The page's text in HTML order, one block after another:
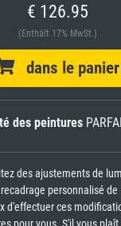
€ 126.95
(Enthält 17% MwSt.)
dans le panier
des peintures
des ajustements de
personnalisé
d'effectuer ces